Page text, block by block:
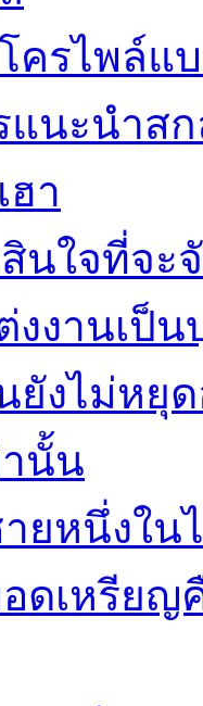
โครไพล์
แนะนำส
า
นใจที่จะ
งงานเป็
ยังไม่หยุ
านั้น
ายหนึ่งใ
ดเหรียญ